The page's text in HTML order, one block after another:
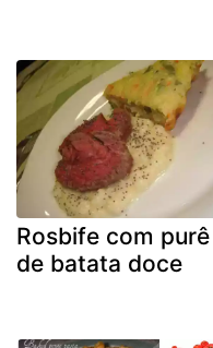
Rosbife com purê
de batata doce